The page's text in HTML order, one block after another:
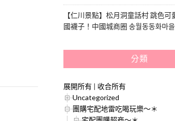
【仁川景點】松月洞童話村 跳色可
國襪子！中國城商圈 송월동동화마을
分類
展開所有 | 收合所有
Uncategorized
團購宅配地雷吃喝玩樂～＊